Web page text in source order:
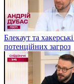
Блекаут та
потенційних загроз